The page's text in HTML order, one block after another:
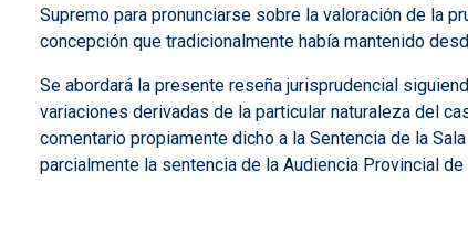
Supremo para pronunciarse sobre la valoración de la
concepción que tradicionalmente había mantenido
Se abordará la presente reseña jurisprudencial
variaciones derivadas de la particular naturaleza del
comentario propiamente dicho a la Sentencia de la
parcialmente la sentencia de la Audiencia Provincial